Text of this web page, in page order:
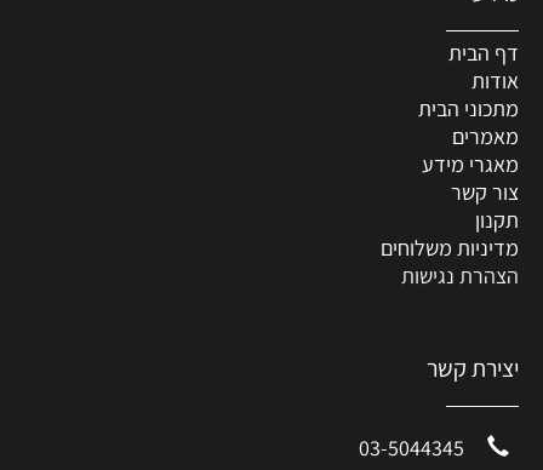
דף הבית
אודות
מתכוני הבית
מאמרים
מאגרי מידע
צור קשר
תקנון
מדיניות משלוחים
הצהרת נגישות
יצירת קשר